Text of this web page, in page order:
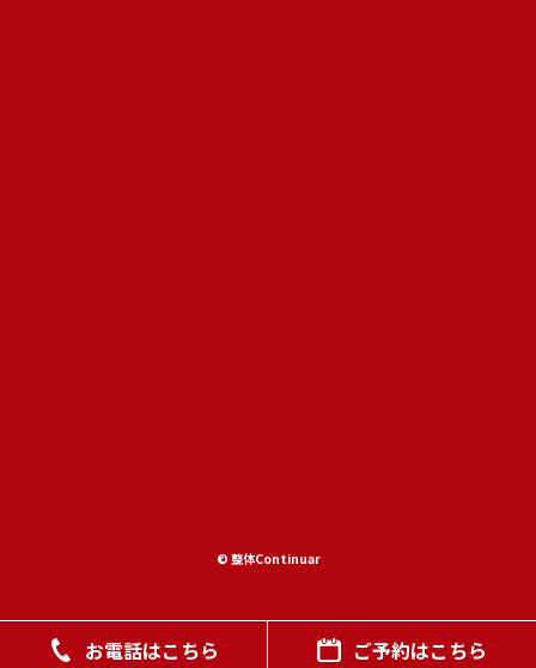
お電話はこちら ご予約はこちら
© 整体Continuar